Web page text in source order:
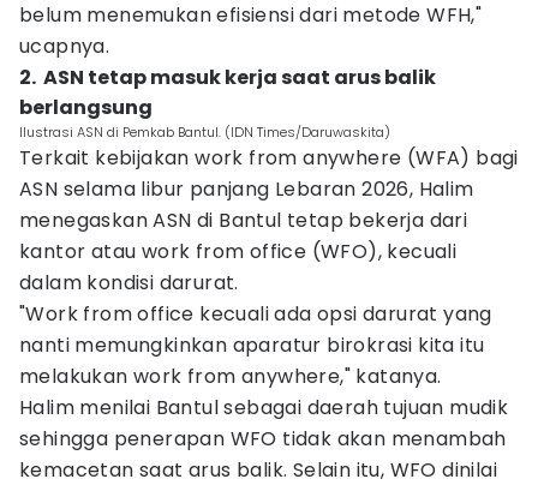
belum menemukan efisiensi dari metode WFH,"
ucapnya.
2. ‎ ASN tetap masuk kerja saat arus balik
berlangsung
Ilustrasi ASN di Pemkab Bantul. (IDN Times/Daruwaskita)
Terkait kebijakan work from anywhere (WFA) bagi
ASN selama libur panjang Lebaran 2026, Halim
menegaskan ASN di Bantul tetap bekerja dari
kantor atau work from office (WFO), kecuali
dalam kondisi darurat.
"Work from office kecuali ada opsi darurat yang
nanti memungkinkan aparatur birokrasi kita itu
melakukan work from anywhere," katanya.
Halim menilai Bantul sebagai daerah tujuan mudik
sehingga penerapan WFO tidak akan menambah
kemacetan saat arus balik. Selain itu, WFO dinilai